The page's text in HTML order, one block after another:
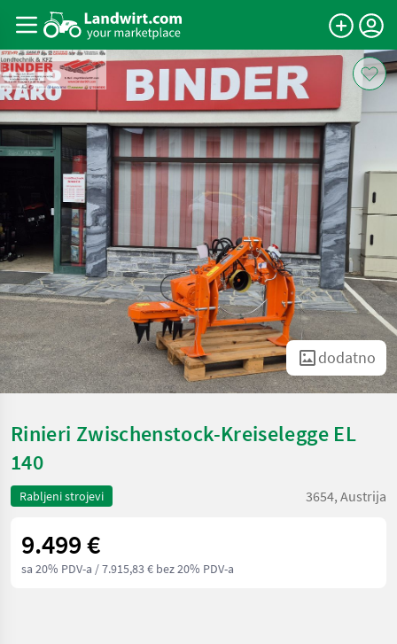
dodatno
Rinieri Zwischenstock-Kreiselegge EL
140
Rabljeni strojevi 3654, Austrija
9.499 €
sa 20% PDV-a / 7.915,83 € bez 20% PDV-a